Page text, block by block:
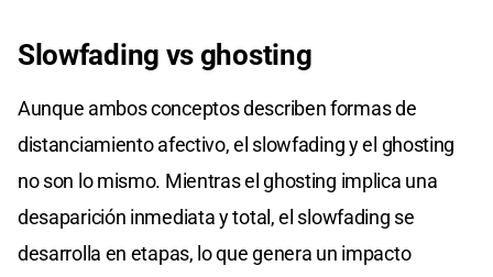
Slowfading vs ghosting
Aunque ambos conceptos describen formas de
distanciamiento afectivo, el slowfading y el ghosting
no son lo mismo. Mientras el ghosting implica una
desaparición inmediata y total, el slowfading se
desarrolla en etapas, lo que genera un impacto